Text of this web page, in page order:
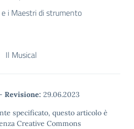
i Maestri di strumento
Il Musical
- Revisione: 29.06.2023
specificato, questo articolo è
Creative Commons